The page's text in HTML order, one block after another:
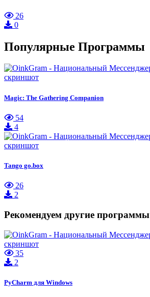
26
0
Популярные Программы
Magic: The Gathering Companion
54
4
Tango go.box
26
2
Рекомендуем другие программы
35
2
PyCharm для Windows